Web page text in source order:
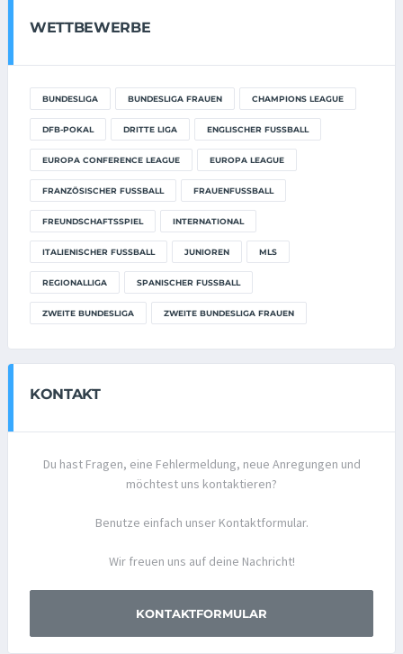
WETTBEWERBE
BUNDESLIGA BUNDESLIGA FRAUEN CHAMPIONS LEAGUE
DFB-POKAL DRITTE LIGA ENGLISCHER FUSSBALL
EUROPA CONFERENCE LEAGUE EUROPA LEAGUE
FRANZÖSISCHER FUSSBALL FRAUENFUSSBALL
FREUNDSCHAFTSSPIEL INTERNATIONAL
ITALIENISCHER FUSSBALL JUNIOREN MLS
REGIONALLIGA SPANISCHER FUSSBALL
ZWEITE BUNDESLIGA ZWEITE BUNDESLIGA FRAUEN
KONTAKT
Du hast Fragen, eine Fehlermeldung, neue Anregungen und
möchtest uns kontaktieren?
Benutze einfach unser Kontaktformular.
Wir freuen uns auf deine Nachricht!
KONTAKTFORMULAR